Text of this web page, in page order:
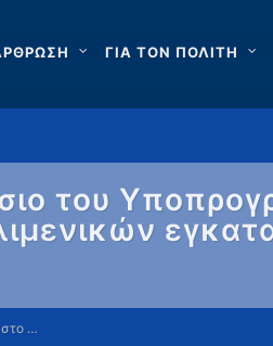
ΓΙΑ ΤΟΝ ΠΟΛΙΤΗ
του
…